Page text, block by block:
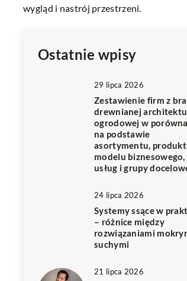
wygląd i nastrój przestrzeni.
Ostatnie wpisy
29 lipca 2026
Zestawienie firm z
drewnianej
ogrodowej w
na podstawie
asortymentu,
modelu biznesowego,
usług i grupy
24 lipca 2026
Systemy ssące w
– różnice między
rozwiązaniami
suchymi
21 lipca 2026